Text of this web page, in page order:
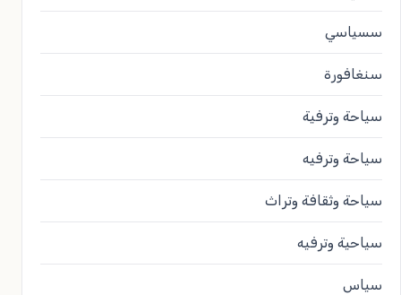
سسياسي
سنغافورة
سياحة وترفية
سياحة وترفيه
سياحة وثقافة وتراث
سياحية وترفيه
سياس